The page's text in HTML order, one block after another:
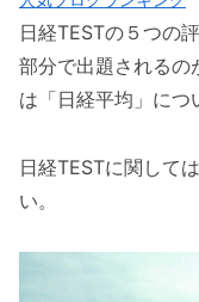
日経TESTの５つの
部分で出題されるの
は「日経平均」につ
日経TESTに関して
い。